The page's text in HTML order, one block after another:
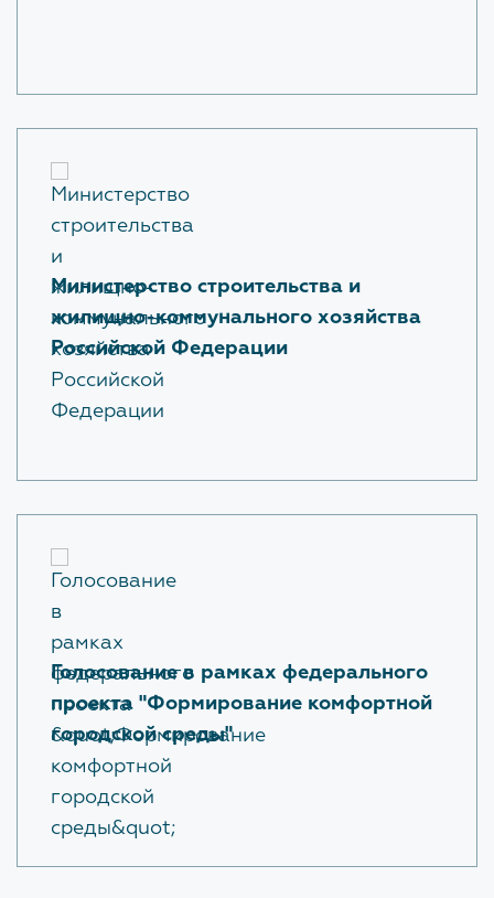
Министерство строительства и
жилищно-коммунального хозяйства
Российской Федерации
Голосование в рамках федерального
проекта "Формирование комфортной
городской среды"